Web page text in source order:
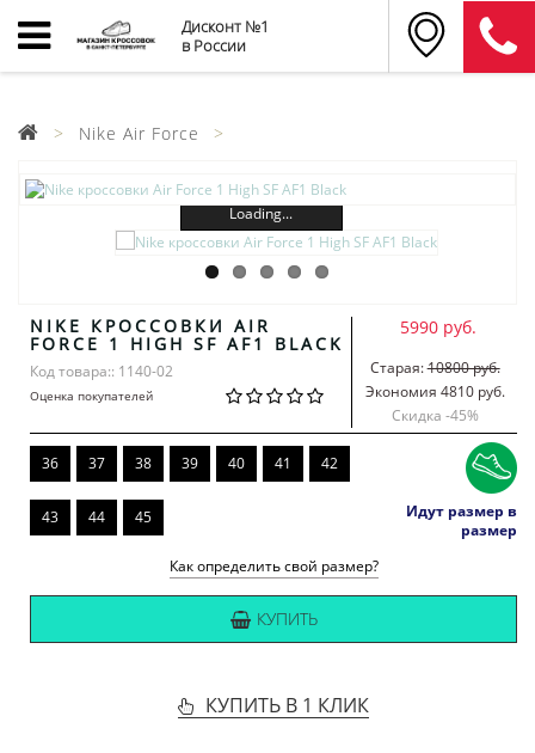
Дисконт №1
в России
Nike Air Force
Loading...
NIKE КРОССОВКИ AIR
FORCE 1 HIGH SF AF1 BLACK
Код товара:: 1140-02
Оценка покупателей
5990 руб.
Старая:10800 руб.
Экономия 4810 руб.
Скидка -45%
36 37 38 39 40 41 42
43 44 45
Идут размер в
размер
Как определить свой размер?
КУПИТЬ
КУПИТЬ В 1 КЛИК